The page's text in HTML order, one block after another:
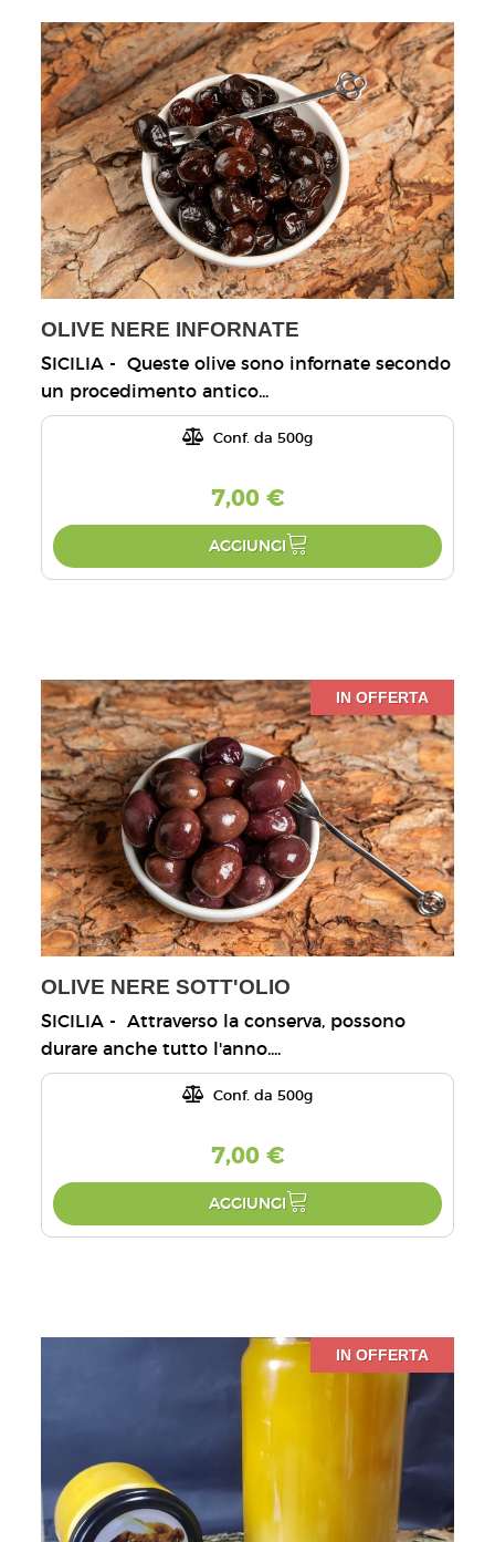
OLIVE NERE INFORNATE
SICILIA - Queste olive sono infornate secondo
un procedimento antico...
Conf. da 500g
7,00 €
AGGIUNGI
IN OFFERTA
OLIVE NERE SOTT'OLIO
SICILIA - Attraverso la conserva, possono
durare anche tutto l'anno....
Conf. da 500g
7,00 €
AGGIUNGI
IN OFFERTA